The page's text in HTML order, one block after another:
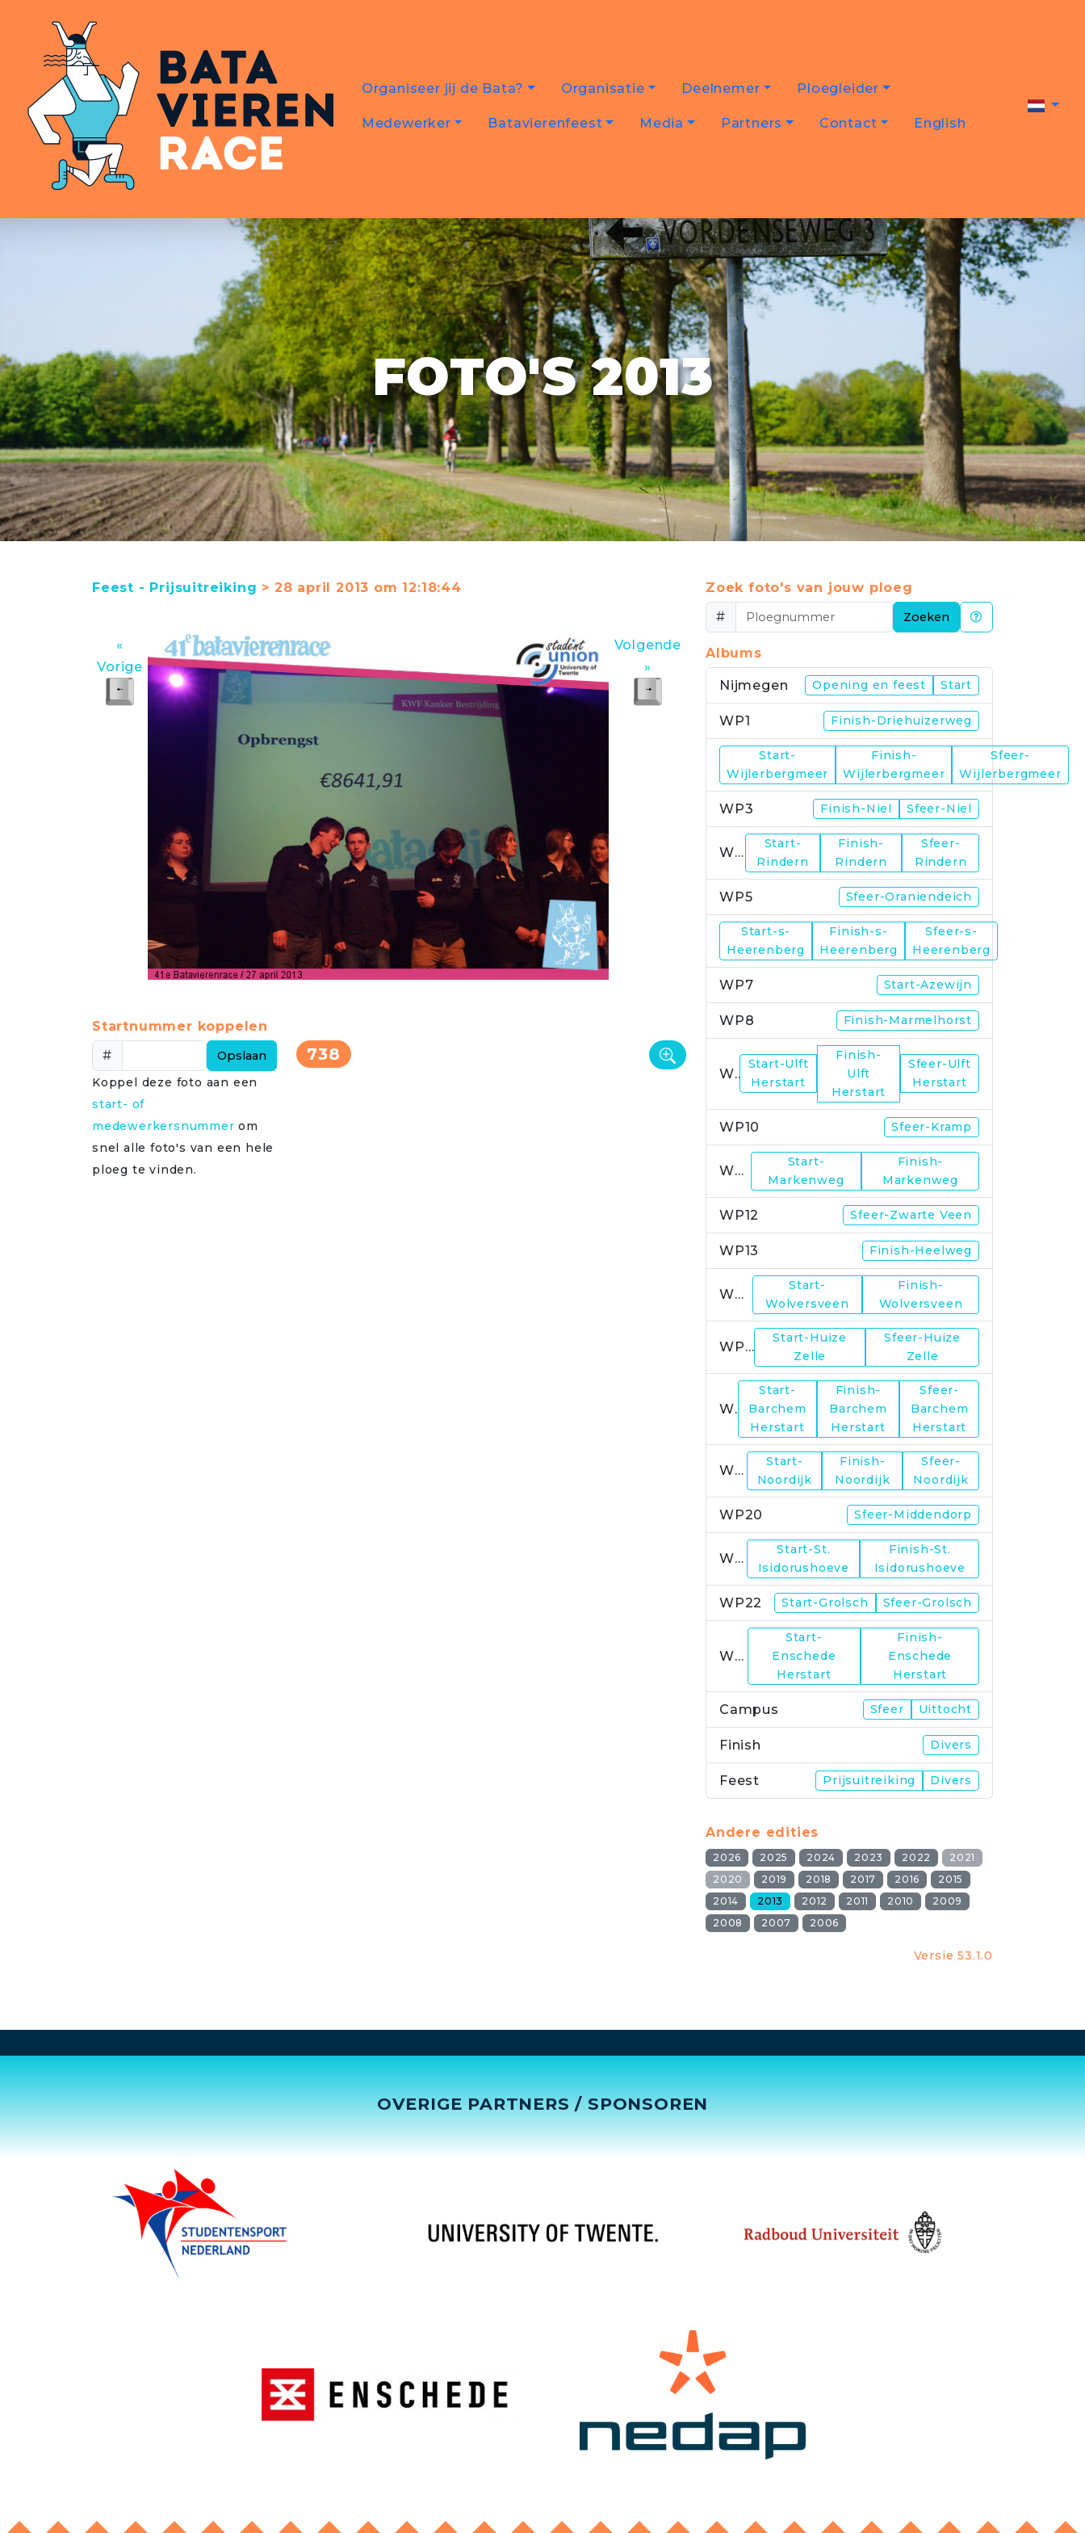
Organiseer jij de Bata? Organisatie Deelnemer Ploegleider
Medewerker Batavierenfeest Media Partners Contact English
FOTO'S 2013
Feest - Prijsuitreiking > 28 april 2013 om 12:18:44
«
Vorige
Volgende
»
Startnummer koppelen
#
Opslaan
Koppel deze foto aan een
start- of
medewerkersnummer om
snel alle foto's van een hele
ploeg te vinden.
738
Zoek foto's van jouw ploeg
#
Zoeken
Albums
Nijmegen Opening en feest Start
WP1 Finish-Driehuizerweg
Start-
Wijlerbergmeer
Finish-
Wijlerbergmeer
Sfeer-
Wijlerbergmeer
WP3 Finish-Niel Sfeer-Niel
WP4
Start-
Rindern
Finish-
Rindern
Sfeer-
Rindern
WP5 Sfeer-Oraniendeich
Start-s-
Heerenberg
Finish-s-
Heerenberg
Sfeer-s-
Heerenberg
WP7 Start-Azewijn
WP8 Finish-Marmelhorst
WP9
Start-Ulft
Herstart
Finish-
Ulft
Herstart
Sfeer-Ulft
Herstart
WP10 Sfeer-Kramp
WP11
Start-
Markenweg
Finish-
Markenweg
WP12 Sfeer-Zwarte Veen
WP13 Finish-Heelweg
WP14
Start-
Wolversveen
Finish-
Wolversveen
WP15
Start-Huize
Zelle
Sfeer-Huize
Zelle
WP17
Start-
Barchem
Herstart
Finish-
Barchem
Herstart
Sfeer-
Barchem
Herstart
WP19
Start-
Noordijk
Finish-
Noordijk
Sfeer-
Noordijk
WP20 Sfeer-Middendorp
WP21
Start-St.
Isidorushoeve
Finish-St.
Isidorushoeve
WP22 Start-Grolsch Sfeer-Grolsch
WP23
Start-
Enschede
Herstart
Finish-
Enschede
Herstart
Campus Sfeer Uittocht
Finish Divers
Feest Prijsuitreiking Divers
Andere edities
2026 2025 2024 2023 2022
2021
2020
2019 2018 2017 2016
2015
2014
2013 2012 2011 2010
2009
2008
2007 2006
Versie 53.1.0
OVERIGE PARTNERS / SPONSOREN